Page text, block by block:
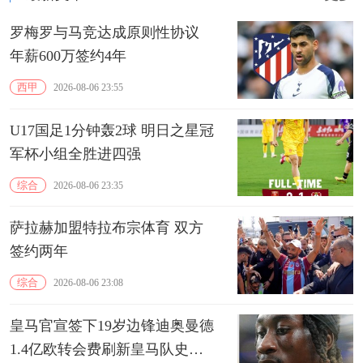
罗梅罗与马竞达成原则性协议
年薪600万签约4年
西甲 2026-08-06 23:55
U17国足1分钟轰2球 明日之星冠
军杯小组全胜进四强
综合 2026-08-06 23:35
萨拉赫加盟特拉布宗体育 双方
签约两年
综合 2026-08-06 23:08
皇马官宣签下19岁边锋迪奥曼德
1.4亿欧转会费刷新皇马队史纪